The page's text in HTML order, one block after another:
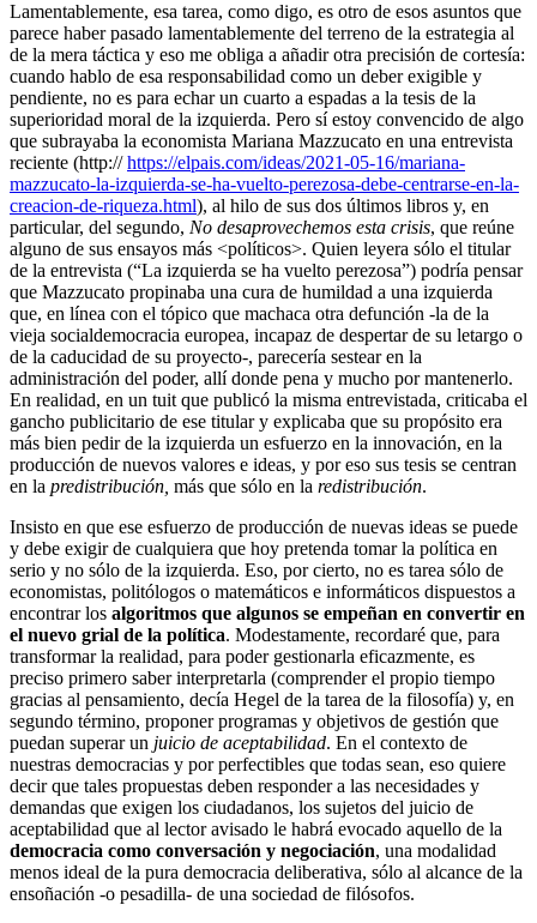
Lamentablemente, esa tarea, como digo, es otro de esos asuntos que
parece haber pasado lamentablemente del terreno de la estrategia al
de la mera táctica y eso me obliga a añadir otra precisión de cortesía:
cuando hablo de esa responsabilidad como un deber exigible y
pendiente, no es para echar un cuarto a espadas a la tesis de la
superioridad moral de la izquierda. Pero sí estoy convencido de algo
que subrayaba la economista Mariana Mazzucato en una entrevista
reciente (http://https://elpais.com/ideas/2021-05-16/mariana-
mazzucato-la-izquierda-se-ha-vuelto-perezosa-debe-centrarse-en-la-
creacion-de-riqueza.html), al hilo de sus dos últimos libros y, en
particular, del segundo, No desaprovechemos esta crisis, que reúne
alguno de sus ensayos más <políticos>. Quien leyera sólo el titular
de la entrevista (“La izquierda se ha vuelto perezosa”) podría pensar
que Mazzucato propinaba una cura de humildad a una izquierda
que, en línea con el tópico que machaca otra defunción -la de la
vieja socialdemocracia europea, incapaz de despertar de su letargo o
de la caducidad de su proyecto-, parecería sestear en la
administración del poder, allí donde pena y mucho por mantenerlo.
En realidad, en un tuit que publicó la misma entrevistada, criticaba el
gancho publicitario de ese titular y explicaba que su propósito era
más bien pedir de la izquierda un esfuerzo en la innovación, en la
producción de nuevos valores e ideas, y por eso sus tesis se centran
en la predistribución, más que sólo en la redistribución.
Insisto en que ese esfuerzo de producción de nuevas ideas se puede
y debe exigir de cualquiera que hoy pretenda tomar la política en
serio y no sólo de la izquierda. Eso, por cierto, no es tarea sólo de
economistas, politólogos o matemáticos e informáticos dispuestos a
encontrar los algoritmos que algunos se empeñan en convertir en
el nuevo grial de la política. Modestamente, recordaré que, para
transformar la realidad, para poder gestionarla eficazmente, es
preciso primero saber interpretarla (comprender el propio tiempo
gracias al pensamiento, decía Hegel de la tarea de la filosofía) y, en
segundo término, proponer programas y objetivos de gestión que
puedan superar un juicio de aceptabilidad. En el contexto de
nuestras democracias y por perfectibles que todas sean, eso quiere
decir que tales propuestas deben responder a las necesidades y
demandas que exigen los ciudadanos, los sujetos del juicio de
aceptabilidad que al lector avisado le habrá evocado aquello de la
democracia como conversación y negociación, una modalidad
menos ideal de la pura democracia deliberativa, sólo al alcance de la
ensoñación -o pesadilla- de una sociedad de filósofos.